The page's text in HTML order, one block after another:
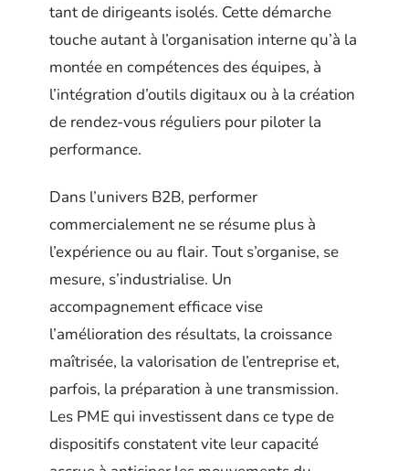
tant de dirigeants isolés. Cette démarche
touche autant à l’organisation interne qu’à la
montée en compétences des équipes, à
l’intégration d’outils digitaux ou à la création
de rendez-vous réguliers pour piloter la
performance.
Dans l’univers B2B, performer
commercialement ne se résume plus à
l’expérience ou au flair. Tout s’organise, se
mesure, s’industrialise. Un
accompagnement efficace vise
l’amélioration des résultats, la croissance
maîtrisée, la valorisation de l’entreprise et,
parfois, la préparation à une transmission.
Les PME qui investissent dans ce type de
dispositifs constatent vite leur capacité